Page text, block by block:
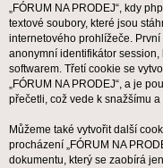
„FÓRUM NA PRODEJ“, kdy
textové soubory, které jsou
internetového prohlížeče.
anonymní identifikátor
softwarem. Třetí cookie se
„FÓRUM NA PRODEJ“, a je
přečetli, což vede k snažšímu
Můžeme také vytvořit další
procházení „FÓRUM NA
dokumentu, který se zaobírá